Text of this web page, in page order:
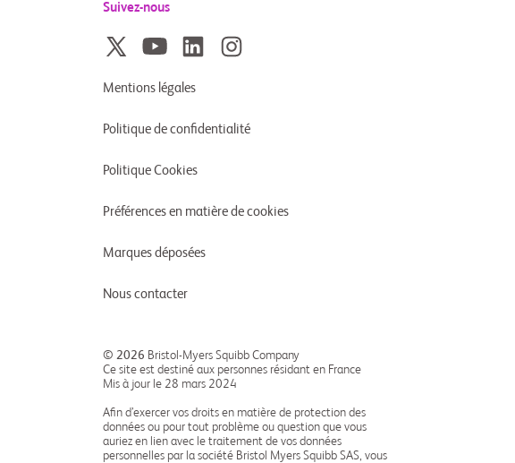
Suivez-nous
Mentions légales
Politique de confidentialité
Politique Cookies
Préférences en matière de cookies
Marques déposées
Nous contacter
© 2026 Bristol-Myers Squibb Company
Ce site est destiné aux personnes résidant en France
Mis à jour le 28 mars 2024
Afin d’exercer vos droits en matière de protection des
données ou pour tout problème ou question que vous
auriez en lien avec le traitement de vos données
personnelles par la société Bristol Myers Squibb SAS, vous